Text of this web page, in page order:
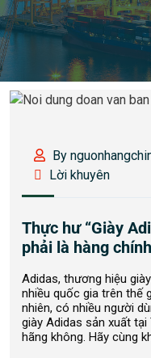
By
Lời khuyên
Thực hư “Giày
phải là hàng
Adidas, thương hiệu
nhiều quốc gia trên thế
nhiên, có nhiều người
giày Adidas sản xuất
hãng không. Hãy cùng